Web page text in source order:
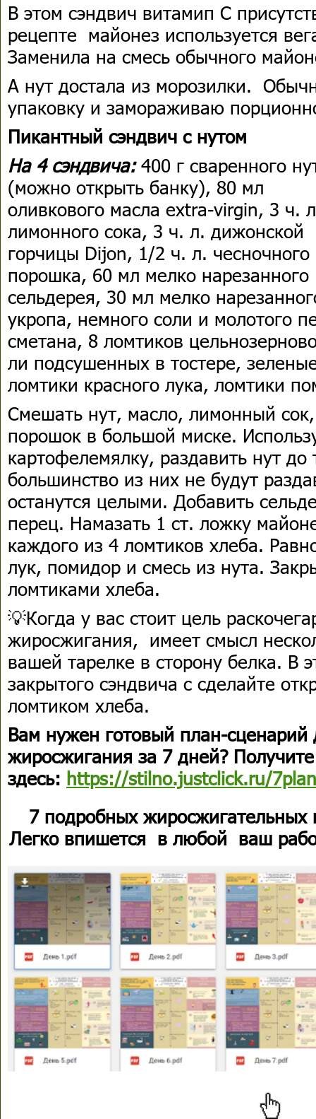
В этом сэндвич витамип С
рецепте майонез используется
Заменила на смесь обычного
А нут достала из морозилки.
упаковку и замораживаю
Пикантный сэндвич с нутом
На 4 сэндвича:400 г сваренного
(можно открыть банку), 80 мл
оливкового масла extra-virgin, 3 ч.
лимонного сока, 3 ч. л. дижонской
горчицы Dijon, 1/2 ч. л. чесночного
порошка, 60 мл мелко нарезанного
сельдерея, 30 мл мелко
укропа, немного соли и молотого
сметана, 8 ломтиков
ли подсушенных в тостере,
ломтики красного лука, ломтики
Смешать нут, масло, лимонный
порошок в большой миске.
картофелемялку, раздавить нут до
большинство из них не будут
останутся целыми. Добавить
перец. Намазать 1 ст. ложку
каждого из 4 ломтиков хлеба.
лук, помидор и смесь из нута.
ломтиками хлеба.
💡Когда у вас стоит цель
жиросжигания, имеет смысл
вашей тарелке в сторону белка. В
закрытого сэндвича с сделайте
ломтиком хлеба.
Вам нужен готовый план-сценарий
жиросжигания за 7 дней?
здесь: https://stilno.justclick.ru/
7 подробных
Легко впишется в любой ваш